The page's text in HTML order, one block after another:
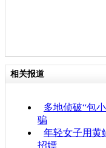
相关报道
多地侦破“包
骗
年轻女子用黄
招嫖